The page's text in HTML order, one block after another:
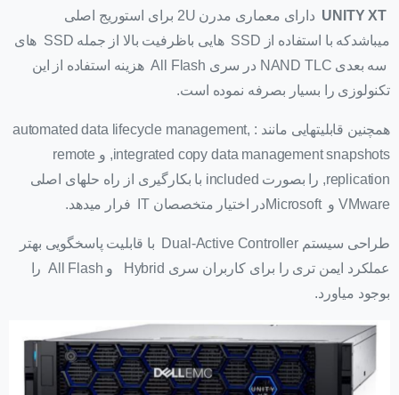
UNITY XT
دارای معماری مدرن 2U برای استوریج اصلی
میباشدکه با استفاده از SSD هایی باظرفیت بالا از جمله SSD های
سه بعدی NAND TLC در سری All Flash هزینه استفاده از این
تکنولوزی را بسیار بصرفه نموده است.
همچنین قابلیتهایی مانند : automated data lifecycle management,
integrated copy data management snapshots, و remote
replication, را بصورت included با بکارگیری از راه حلهای اصلی
VMware و Microsoftدر اختیار متخصصان IT فرار میدهد.
طراحی سیستم Dual-Active Controller با قابلیت پاسخگویی بهتر
عملکرد ایمن تری را برای کاربران سری Hybrid و All Flash را
بوجود میاورد.